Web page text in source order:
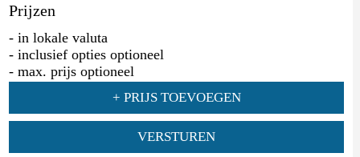
Prijzen
- in lokale valuta
- inclusief opties optioneel
- max. prijs optioneel
+ PRIJS TOEVOEGEN
VERSTUREN